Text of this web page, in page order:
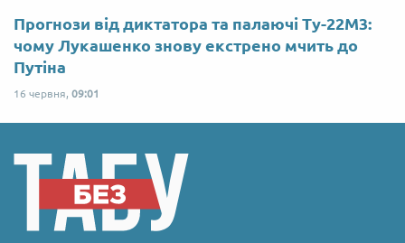
Прогнози від диктатора та палаючі Ту-22М3:
чому Лукашенко знову екстрено мчить до
Путіна
16 червня, 09:01